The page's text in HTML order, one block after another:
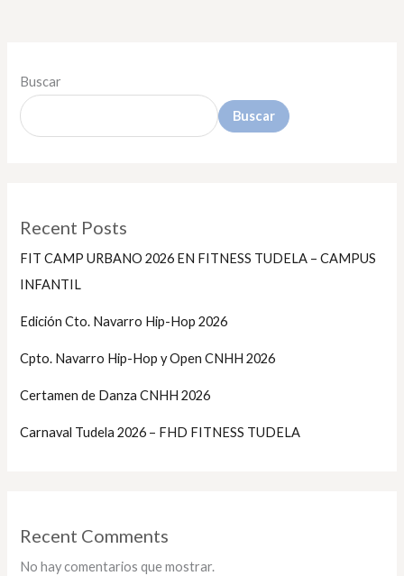
Buscar
Buscar
Recent Posts
FIT CAMP URBANO 2026 EN FITNESS TUDELA – CAMPUS
INFANTIL
Edición Cto. Navarro Hip-Hop 2026
Cpto. Navarro Hip-Hop y Open CNHH 2026
Certamen de Danza CNHH 2026
Carnaval Tudela 2026 – FHD FITNESS TUDELA
Recent Comments
No hay comentarios que mostrar.